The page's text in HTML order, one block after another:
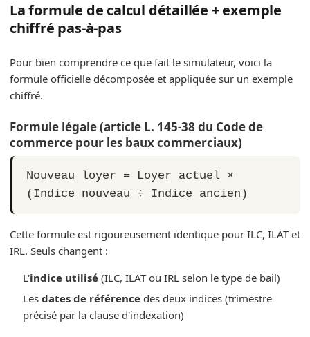
La formule de calcul détaillée + exemple
chiffré pas-à-pas
Pour bien comprendre ce que fait le simulateur, voici la
formule officielle décomposée et appliquée sur un exemple
chiffré.
Formule légale (article L. 145-38 du Code de
commerce pour les baux commerciaux)
Nouveau loyer = Loyer actuel ×
(Indice nouveau ÷ Indice ancien)
Cette formule est rigoureusement identique pour ILC, ILAT et
IRL. Seuls changent :
L'indice utilisé(ILC, ILAT ou IRL selon le type de bail)
Les dates de référencedes deux indices (trimestre
précisé par la clause d'indexation)